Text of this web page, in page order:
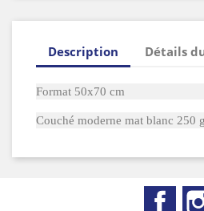
Description Détails
Format 50x70 cm
Couché moderne mat blanc 250